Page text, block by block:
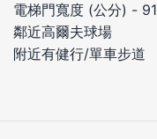
電梯門寬度 (公分) - 91
鄰近高爾夫球場
附近有健行/單車步道